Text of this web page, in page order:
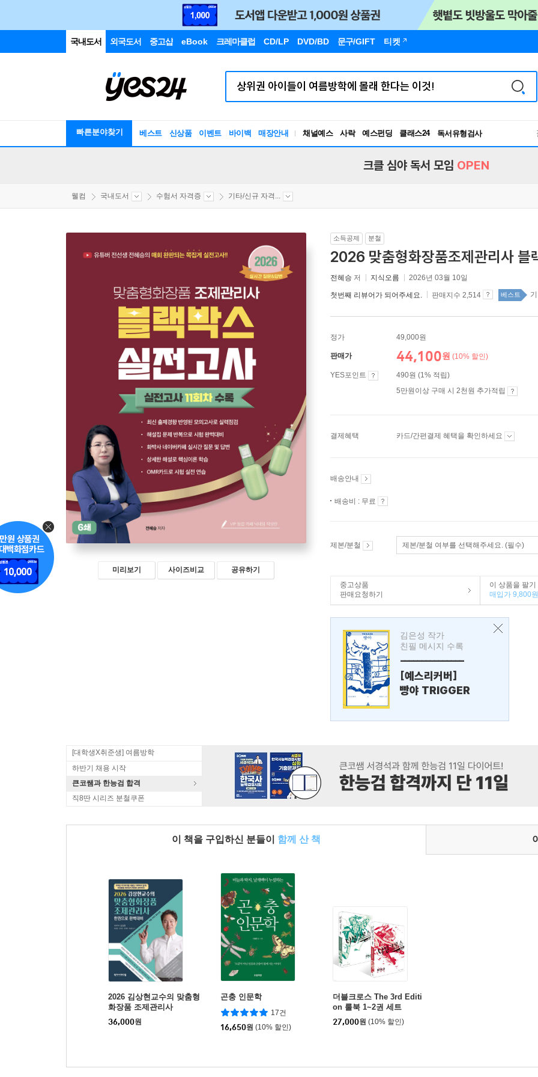
국내도서 외국도서 중고샵 eBook 크레마클럽 CD/LP DVD/BD 문구/GIFT 티켓
빠른분야찾기 베스트 신상품 이벤트 바이백 매장안내 채널예스 사락 예스펀딩 클래스24
독서유형검사
RBTI Lab
크클 심야 독서 모임 OPEN
웰컴 국내도서 수험서 자격증 기타/신규 자격...
미리보기 사이즈비교 공유하기
소득공제 분철
2026 맞춤형화장품조제관리사 블
전혜승 저 지식오름 2026년 03월 10일
첫번째 리뷰어가 되어주세요. 판매지수 2,514 베스트
정가 49,000원
판매가 44,100원 (10% 할인)
YES포인트
490원 (1% 적립)
5만원이상 구매 시 2천원 추가적립
결제혜택 카드/간편결제 혜택을 확인하세요
배송안내
배송비 : 무료
제본/분철 제본/분철 여부를 선택해주세요. (필수)
중고상품
판매요청하기
이 상품을 팔기
매입가 9,800원
김은성 작가
친필 메시지 수록
---------------
[예스리커버]
빵야 TRIGGER
[대학생X취준생] 여름방학
하반기 채용 시작
큰코쌤과 한능검 합격
직8딴 시리즈 분철쿠폰
이 책을 구입하신 분들이 함께 산 책
2026 김상현교수의 맞춤형
화장품 조제관리사
36,000원
곤충 인문학
17건
16,650원 (10% 할인)
더블크로스 The 3rd Editi
on 룰북 1~2권 세트
27,000원 (10% 할인)